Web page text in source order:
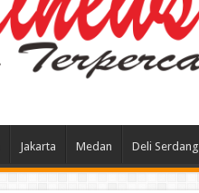
Jakarta Medan Deli Serdang